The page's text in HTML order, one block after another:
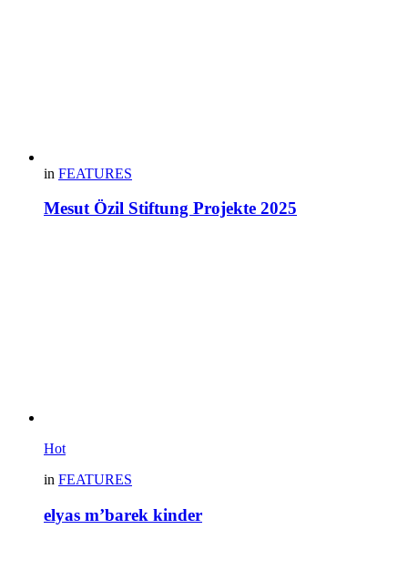
in FEATURES
Mesut Özil Stiftung Projekte 2025
Hot
in FEATURES
elyas m’barek kinder